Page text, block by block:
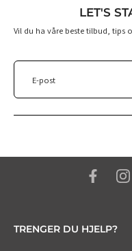
LET'S
Vil du ha våre beste tilbud, tips
E-post
TRENGER DU HJELP?